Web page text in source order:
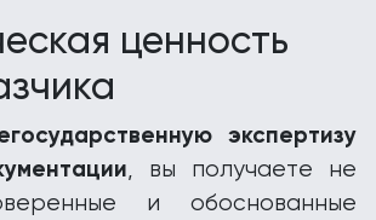
ценность
экспертизу
, вы получаете не
и обоснованные